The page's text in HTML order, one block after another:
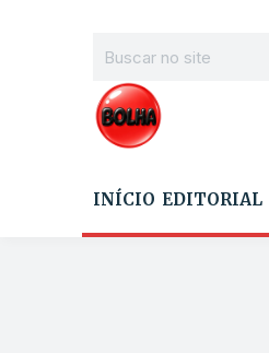
INÍCIO EDITORIAL